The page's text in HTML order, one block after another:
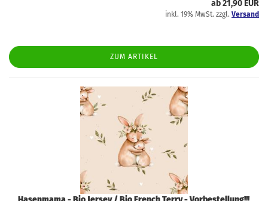
ab 21,90 EUR
inkl. 19% MwSt. zzgl. Versand
ZUM ARTIKEL